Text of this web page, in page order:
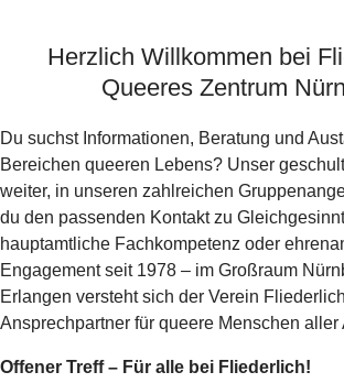
Herzlich Willkommen bei
Queeres Zentrum
Du suchst Informationen, Beratung und
Bereichen queeren Lebens? Unser
weiter, in unseren zahlreichen
du den passenden Kontakt zu
hauptamtliche Fachkompetenz oder
Engagement seit 1978 – im Großraum
Erlangen versteht sich der Verein
Ansprechpartner für queere Menschen aller
Offener Treff – Für alle bei Fliederlich!